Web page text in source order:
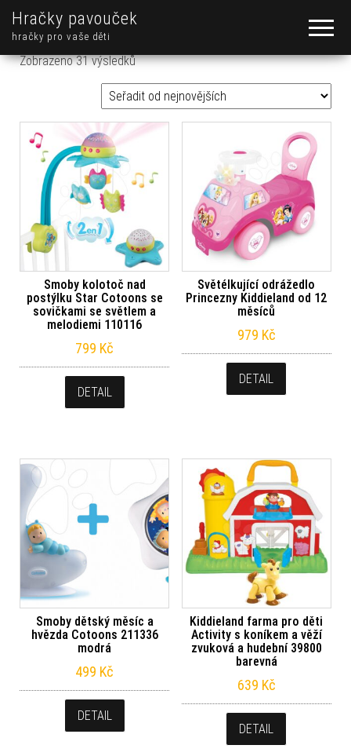
Hračky pavouček
hračky pro vaše děti
Zobrazeno 31 výsledkůSeřazeno od nejnovějších
Smoby kolotoč nad
postýlku Star Cotoons se
sovičkami se světlem a
melodiemi 110116
799 Kč
DETAIL
Světélkující odrážedlo
Princezny Kiddieland od 12
měsíců
979 Kč
DETAIL
Smoby dětský měsíc a
hvězda Cotoons 211336
modrá
499 Kč
DETAIL
Kiddieland farma pro děti
Activity s koníkem a věží
zvuková a hudební 39800
barevná
639 Kč
DETAIL